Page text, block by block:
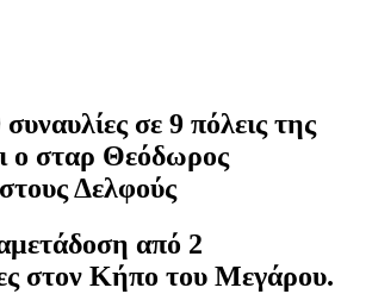
σε 9 πόλεις της
ο σταρ Θεόδωρος
Δελφούς
από 2
στον Κήπο του Μεγάρου.